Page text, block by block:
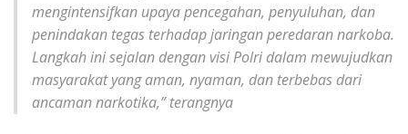
mengintensifkan upaya pencegahan, penyuluhan, dan
penindakan tegas terhadap jaringan peredaran narkoba.
Langkah ini sejalan dengan visi Polri dalam mewujudkan
masyarakat yang aman, nyaman, dan terbebas dari
ancaman narkotika,” terangnya